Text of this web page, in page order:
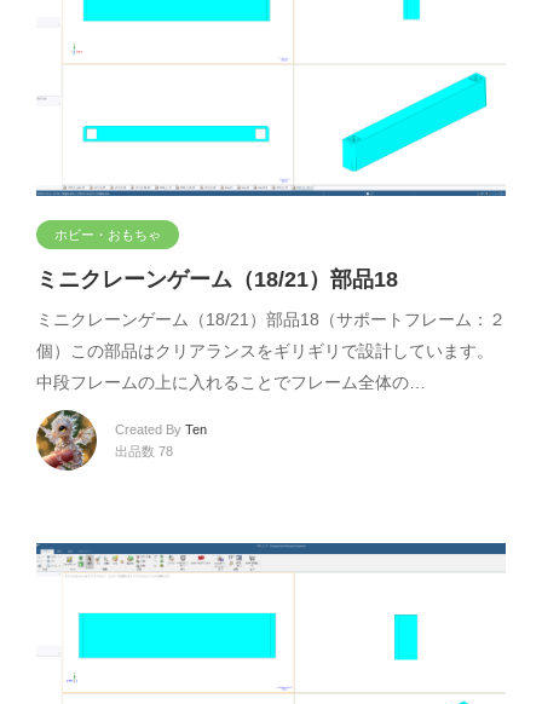
ホビー・おもちゃ
ミニクレーンゲーム（18/21）部品18
ミニクレーンゲーム（18/21）部品18（サポートフレーム：２
個）この部品はクリアランスをギリギリで設計しています。
中段フレームの上に入れることでフレーム全体の…
Created By Ten
出品数 78